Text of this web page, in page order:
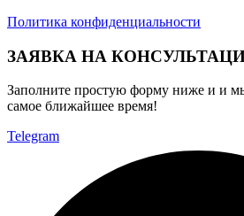
Политика конфиденциальности
ЗАЯВКА НА
Заполните простую форму ниже и и
самое ближайшее время!
Telegram